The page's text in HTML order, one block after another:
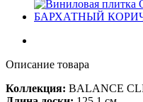
Описание товара
Коллекция: BALANCE